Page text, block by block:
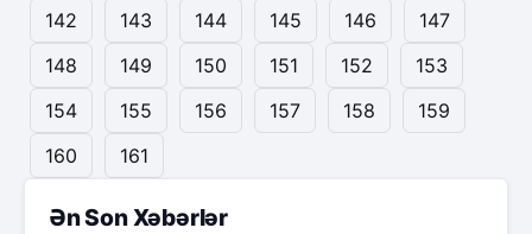
142
143 144 145 146
147
148
149 150 151 152
153
154
155 156 157 158
159
160
161
Ən Son Xəbərlər